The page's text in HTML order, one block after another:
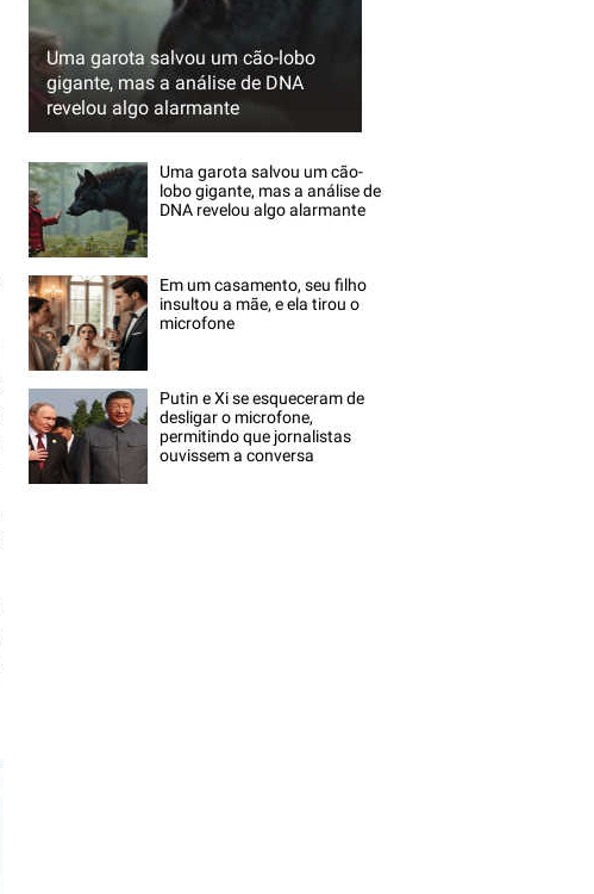
Uma garota salvou um cão-lobo
gigante, mas a análise de DNA
revelou algo alarmante
Uma garota salvou um cão-
lobo gigante, mas a análise de
DNA revelou algo alarmante
Em um casamento, seu filho
insultou a mãe, e ela tirou o
microfone
Putin e Xi se esqueceram de
desligar o microfone,
permitindo que jornalistas
ouvissem a conversa